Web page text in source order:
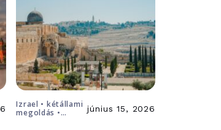
Izrael • kétállami
megoldás •
június 15, 2026